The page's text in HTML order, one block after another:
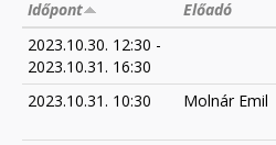
Időpont Előadó
2023.10.30. 12:30 -
2023.10.31. 16:30
2023.10.31. 10:30 Molnár Emil